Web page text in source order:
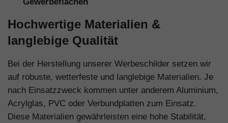
Hochwertige Materialien &
langlebige Qualität
Bei der Herstellung unserer Werbeschilder setzen wir
auf robuste, wetterfeste und langlebige Materialien. Je
nach Einsatzzweck kommen unter anderem Aluminium,
Acrylglas, PVC oder Verbundplatten zum Einsatz.
Diese Materialien gewährleisten eine hohe Stabilität,